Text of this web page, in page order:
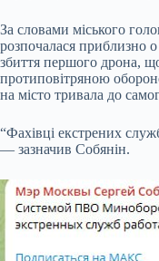
За словами міського
розпочалася приблизно
збиття першого дрона,
протиповітряною
на місто тривала до
“Фахівці екстрених
— зазначив Собянін.